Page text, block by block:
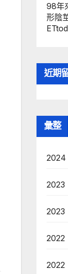
98年
形陰
近期
彙整
2024
2023
2023
2022
2022